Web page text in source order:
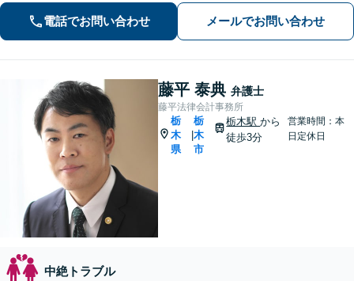
観点から解決策をご提案してまいりま
す。【休日・夜間対応】
電話でお問い合わせ メールでお問い合わせ
藤平 泰典 弁護士
藤平法律会計事務所
栃
木
県
栃
木
市
栃木駅から
徒歩3分
営業時間：本
日定休日
中絶トラブル